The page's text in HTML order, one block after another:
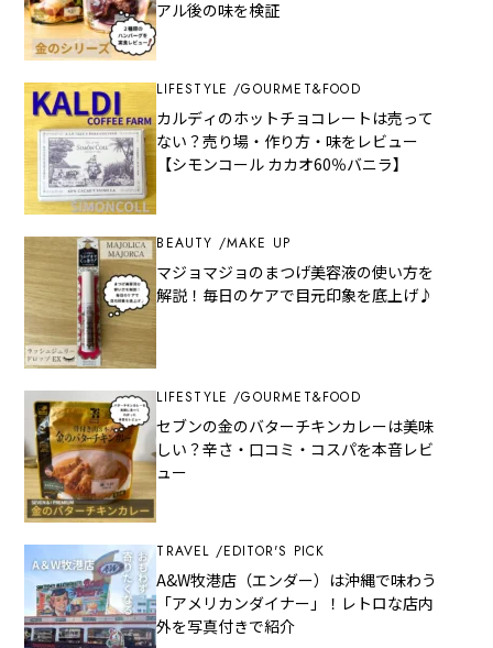
アル後の味を検証
LIFESTYLE GOURMET&FOOD
カルディのホットチョコレートは売って
ない？売り場・作り方・味をレビュー
【シモンコール カカオ60％バニラ】
BEAUTY MAKE UP
マジョマジョのまつげ美容液の使い方を
解説！毎日のケアで目元印象を底上げ♪
LIFESTYLE GOURMET&FOOD
セブンの金のバターチキンカレーは美味
しい？辛さ・口コミ・コスパを本音レビ
ュー
TRAVEL EDITOR'S PICK
A&W牧港店（エンダー）は沖縄で味わう
「アメリカンダイナー」！レトロな店内
外を写真付きで紹介